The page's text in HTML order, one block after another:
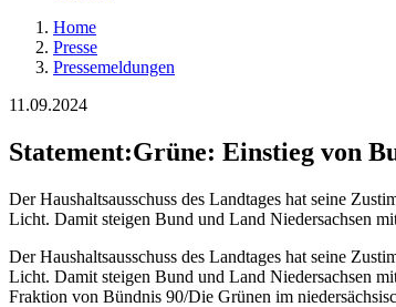
Home
Presse
Pressemeldungen
11.09.2024
Statement:Grüne: Einstieg von
Der Haushaltsausschuss des Landtages hat seine
Licht. Damit steigen Bund und Land Niedersachsen
Der Haushaltsausschuss des Landtages hat seine
Licht. Damit steigen Bund und Land Niedersachsen
Fraktion von Bündnis 90/Die Grünen im